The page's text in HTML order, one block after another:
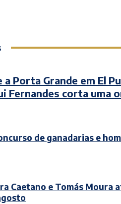
Porta Grande em El
Fernandes corta uma
de ganadarias e
Caetano e Tomás Moura